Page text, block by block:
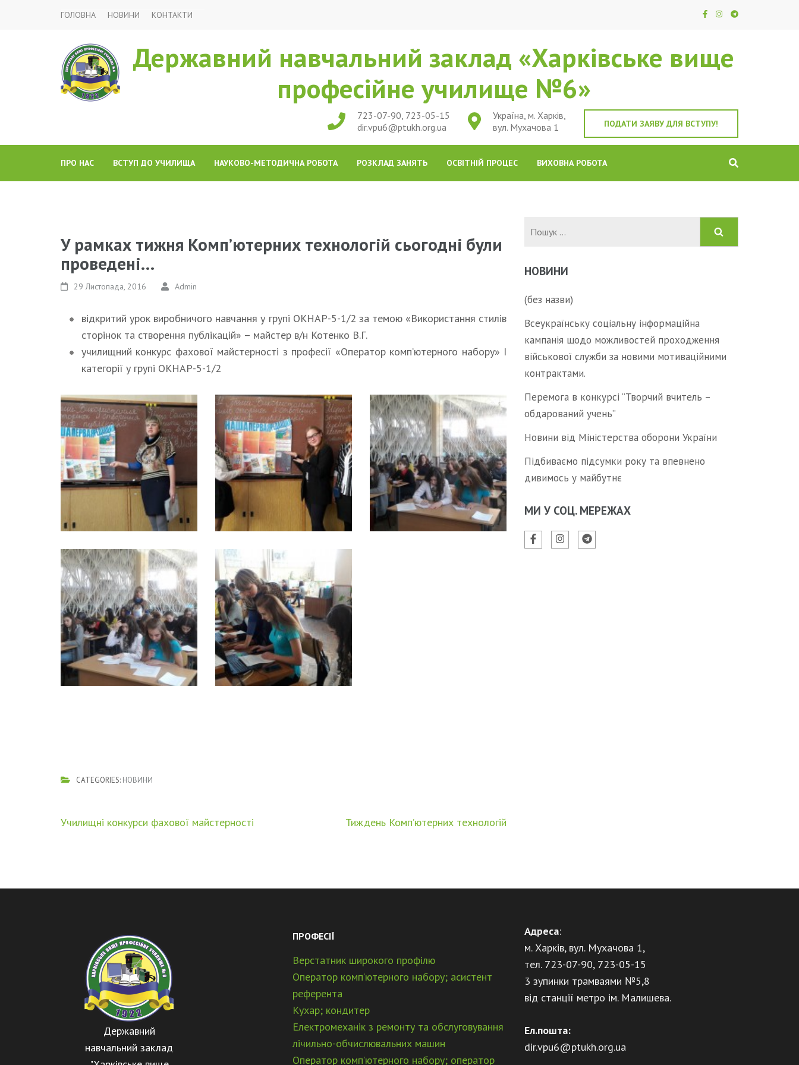
ГОЛОВНА НОВИНИ КОНТАКТИ
Державний навчальний заклад «Харківське вище
професійне училище №6»
ПОДАТИ ЗАЯВУ ДЛЯ ВСТУПУ!
Україна, м. Харків,
вул. Мухачова 1
723-07-90, 723-05-15
dir.vpu6@ptukh.org.ua
ПРО НАС ВСТУП ДО УЧИЛИЩА НАУКОВО-МЕТОДИЧНА РОБОТА РОЗКЛАД ЗАНЯТЬ ОСВІТНІЙ ПРОЦЕС ВИХОВНА РОБОТА
У рамках тижня Комп’ютерних технологій сьогодні були
проведені…
29 Листопада, 2016 Admin
відкритий урок виробничого навчання у групі ОКНАР-5-1/2 за темою «Використання стилів
сторінок та створення публікацій» – майстер в/н Котенко В.Г.
училищний конкурс фахової майстерності з професії «Оператор комп’ютерного набору» І
категорії у групі ОКНАР-5-1/2
CATEGORIES: НОВИНИ
Навігація
Училищні конкурси фахової майстерності Тиждень Комп’ютерних технологій
Пошук:
НОВИНИ
(без назви)
Всеукраїнську соціальну інформаційна
кампанія щодо можливостей проходження
військової служби за новими мотиваційними
контрактами.
Перемога в конкурсі “Творчий вчитель –
обдарований учень”
Новини від Міністерства оборони України
Підбиваємо підсумки року та впевнено
дивимось у майбутнє
МИ У СОЦ. МЕРЕЖАХ
Державний
навчальний заклад
ПРОФЕСІЇ
Верстатник широкого профілю
Оператор комп’ютерного набору; асистент
референта
Кухар; кондитер
Електромеханік з ремонту та обслуговування
лічильно-обчислювальних машин
Оператор комп’ютерного набору; оператор
Адреса:
м. Харків, вул. Мухачова 1,
тел. 723-07-90, 723-05-15
3 зупинки трамваями №5,8
від станції метро ім. Малишева.
Ел.пошта:
dir.vpu6@ptukh.org.ua